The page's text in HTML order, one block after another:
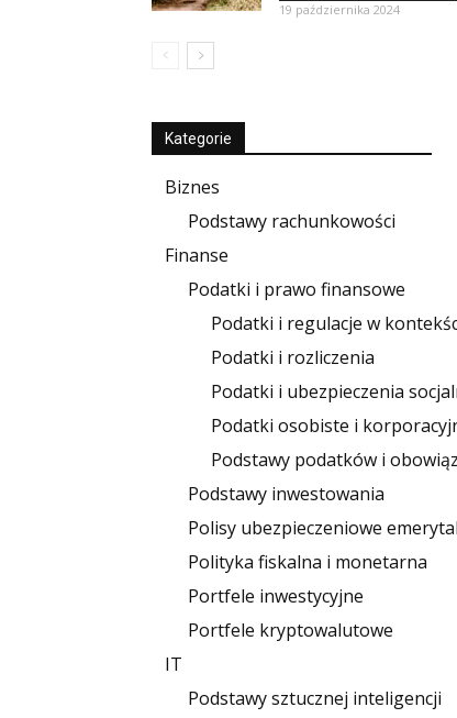
19 października 2024
Kategorie
Biznes
Podstawy rachunkowości
Finanse
Podatki i prawo finansowe
Podatki i regulacje w
Podatki i rozliczenia
Podatki i ubezpieczenia
Podatki osobiste i
Podstawy podatków i
Podstawy inwestowania
Polisy ubezpieczeniowe
Polityka fiskalna i monetarna
Portfele inwestycyjne
Portfele kryptowalutowe
IT
Podstawy sztucznej inteligencji